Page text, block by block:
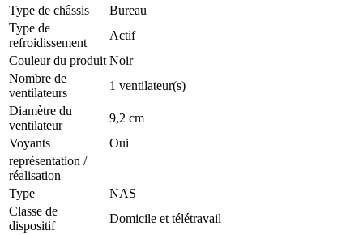
Type de châssis
Bureau
Type de
refroidissement
Actif
Couleur du produit Noir
Nombre de
ventilateurs
1 ventilateur(s)
Diamètre du
ventilateur
9,2 cm
Voyants
Oui
représentation /
réalisation
Type
NAS
Classe de
dispositif
Domicile et télétravail